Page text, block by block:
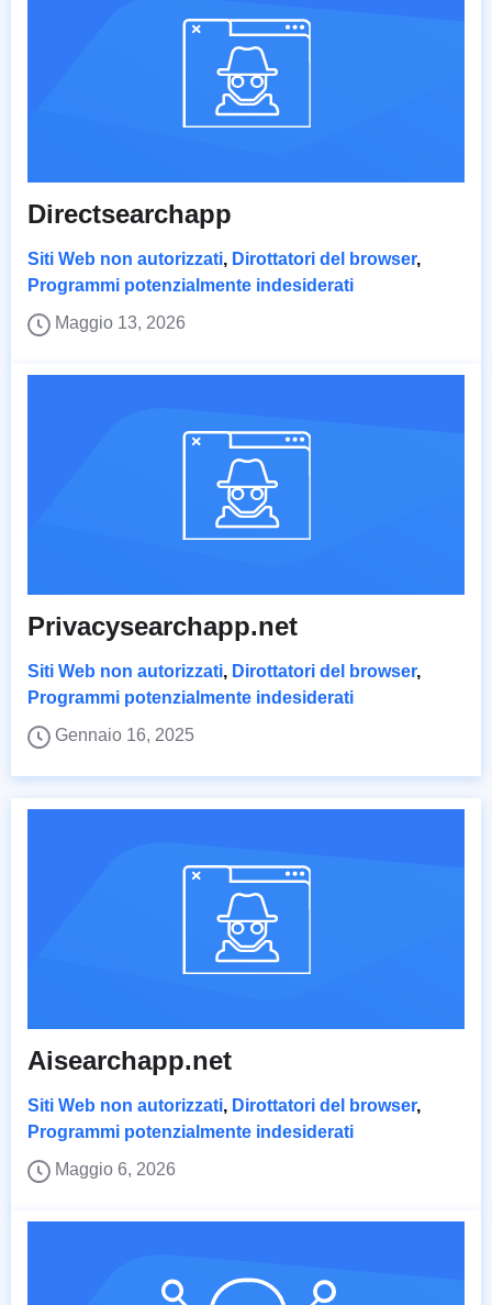
Directsearchapp
Siti Web non autorizzati, Dirottatori del browser,
Programmi potenzialmente indesiderati
Maggio 13, 2026
Privacysearchapp.net
Siti Web non autorizzati, Dirottatori del browser,
Programmi potenzialmente indesiderati
Gennaio 16, 2025
Aisearchapp.net
Siti Web non autorizzati, Dirottatori del browser,
Programmi potenzialmente indesiderati
Maggio 6, 2026